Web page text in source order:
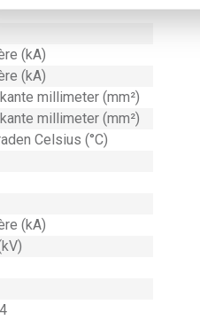
(kA)
(kA)
millimeter (mm²)
millimeter (mm²)
Celsius (°C)
(kA)